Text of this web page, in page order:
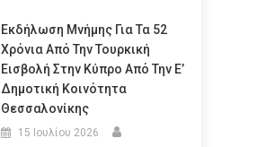
Εκδήλωση Μνήμης Για Τα 52
Χρόνια Από Την Τουρκική
Εισβολή Στην Κύπρο Από Την Ε’
Δημοτική Κοινότητα
Θεσσαλονίκης
15 Ιουλίου 2026